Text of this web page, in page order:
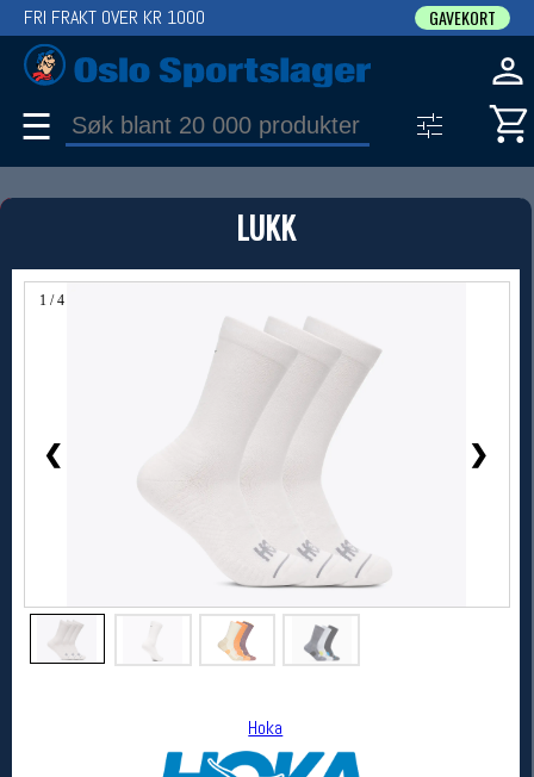
LUKK
1 / 4
❮ ❯
Hoka
FRI FRAKT OVER KR 1000 GAVEKORT
☰
PRODUKT
Produkter (1)
Bruk filter til å spisse søket